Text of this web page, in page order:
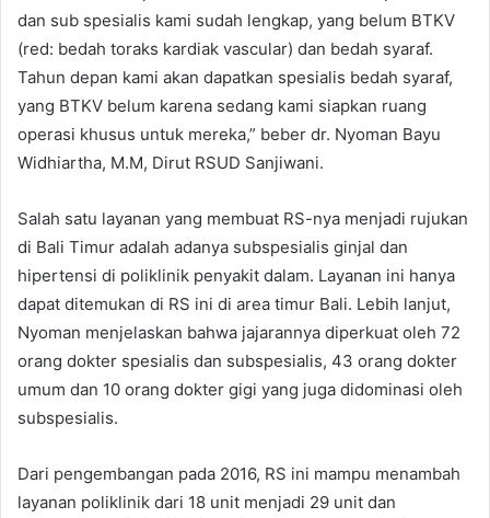
dan sub spesialis kami sudah lengkap, yang belum BTKV
(red: bedah toraks kardiak vascular) dan bedah syaraf.
Tahun depan kami akan dapatkan spesialis bedah syaraf,
yang BTKV belum karena sedang kami siapkan ruang
operasi khusus untuk mereka,” beber dr. Nyoman Bayu
Widhiartha, M.M, Dirut RSUD Sanjiwani.
Salah satu layanan yang membuat RS-nya menjadi rujukan
di Bali Timur adalah adanya subspesialis ginjal dan
hipertensi di poliklinik penyakit dalam. Layanan ini hanya
dapat ditemukan di RS ini di area timur Bali. Lebih lanjut,
Nyoman menjelaskan bahwa jajarannya diperkuat oleh 72
orang dokter spesialis dan subspesialis, 43 orang dokter
umum dan 10 orang dokter gigi yang juga didominasi oleh
subspesialis.
Dari pengembangan pada 2016, RS ini mampu menambah
layanan poliklinik dari 18 unit menjadi 29 unit dan